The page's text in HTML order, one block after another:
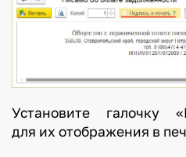
Установите галочку
для их отображения в